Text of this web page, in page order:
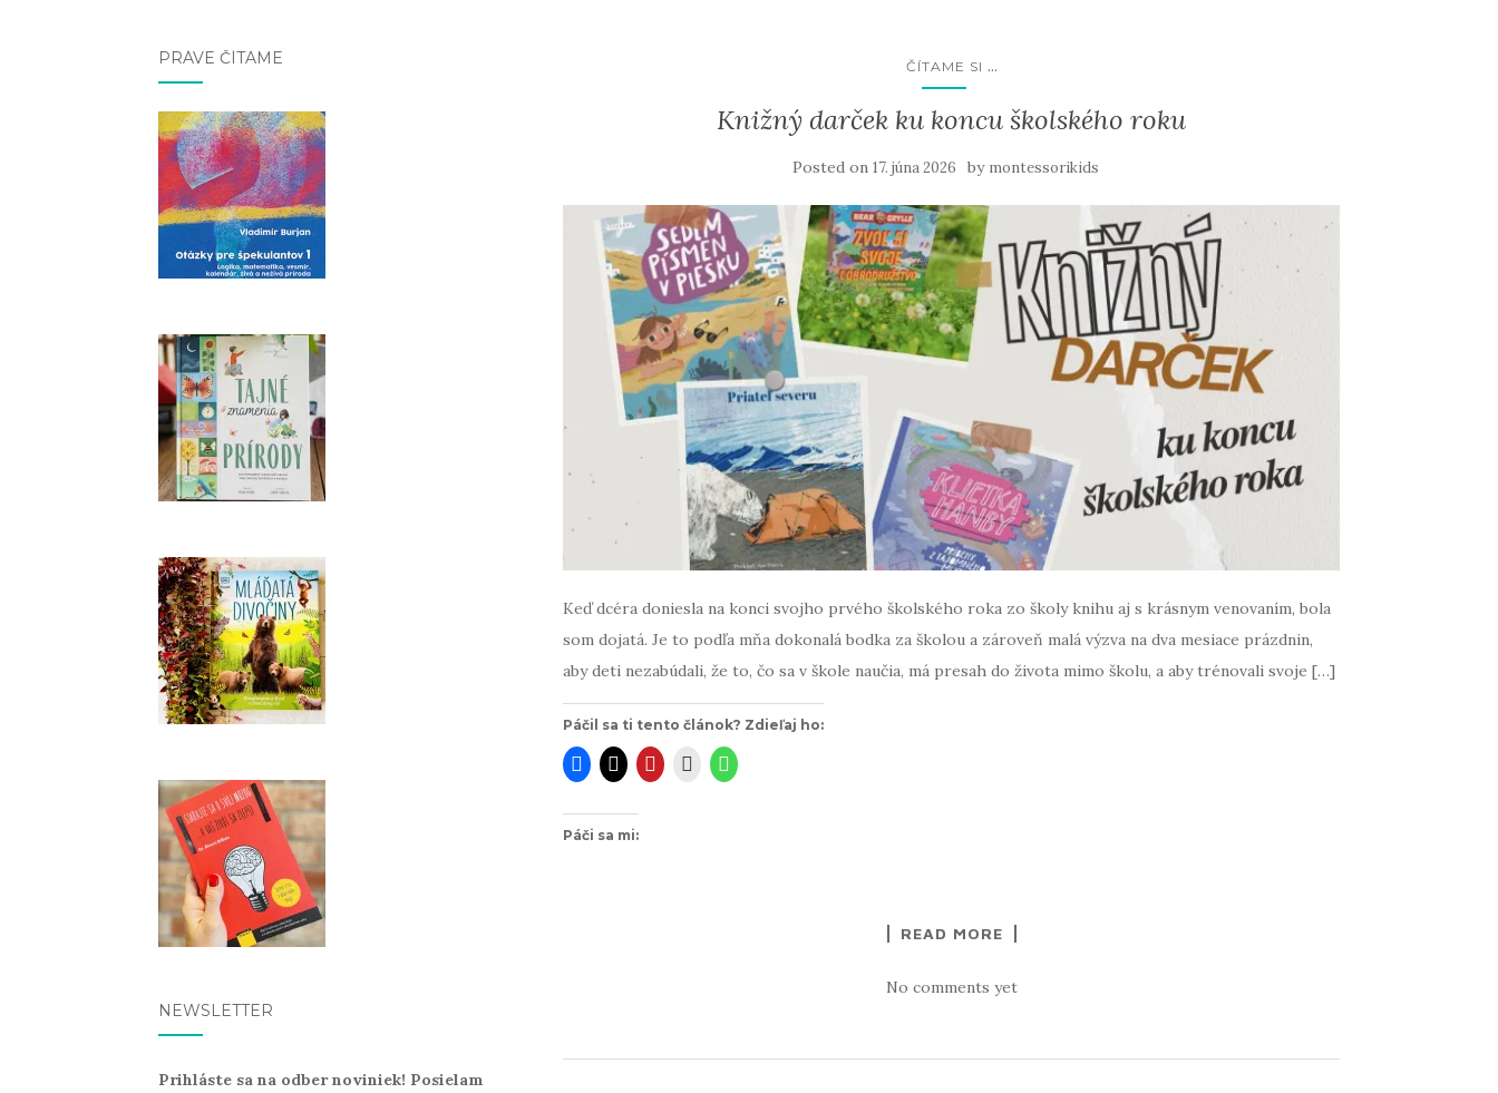
ČÍTAME SI ...
Knižný darček ku koncu školského roku
Posted on17. júna 2026 by montessorikids
Keď dcéra doniesla na konci svojho prvého školského roka zo školy knihu aj s krásnym venovaním, bola
som dojatá. Je to podľa mňa dokonalá bodka za školou a zároveň malá výzva na dva mesiace prázdnin,
aby deti nezabúdali, že to, čo sa v škole naučia, má presah do života mimo školu, a aby trénovali svoje […]
Páčil sa ti tento článok? Zdieľaj ho:
Páči sa mi:
READ MORE
No comments yet
PRÁVE ČÍTAME
NEWSLETTER
Prihláste sa na odber noviniek! Posielam